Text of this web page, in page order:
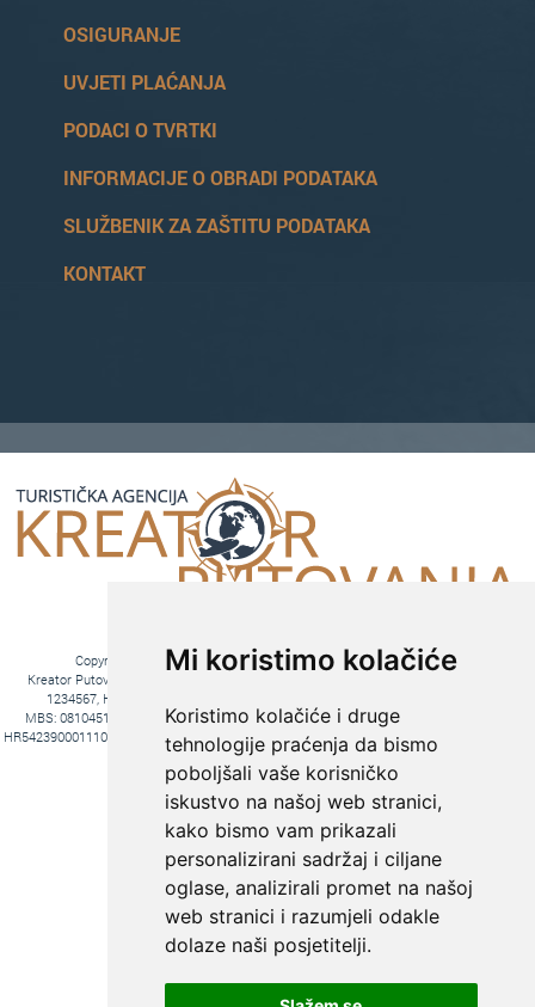
Mi koristimo kolačiće
Koristimo kolačiće i druge
tehnologije praćenja da bismo
poboljšali vaše korisničko
iskustvo na našoj web stranici,
kako bismo vam prikazali
personalizirani sadržaj i ciljane
oglase, analizirali promet na našoj
web stranici i razumjeli odakle
dolaze naši posjetitelji.
OSIGURANJE
UVJETI PLAĆANJA
PODACI O TVRTKI
INFORMACIJE O OBRADI PODATAKA
SLUŽBENIK ZA ZAŠTITU PODATAKA
KONTAKT
Copyright © 2016. Kreator Putovanja d.o.o. – Sva prava zadržana
Kreator Putovanja d.o.o. turistička agencija, Jakova Gotovca 6, 10000 Zagreb, MB:
1234567, HR-AB-01-081045102, OIB:44590047047, Trgovački sud u Zagrebu,
MBS: 081045102, Hrvatska Poštanska Banka d.d. Jurišićeva 4, 10000 Zagreb, IBAN
HR5423900011100969366, temeljni kapital 20.000,00 kn uplaćeno u cijelosti, direktori Ana
Pavlović i Hrvoje Bažon, Voditelj poslova Hrvoje Bažon
Fiksni tečaj konverzije: 1€ = 7,53450 kn